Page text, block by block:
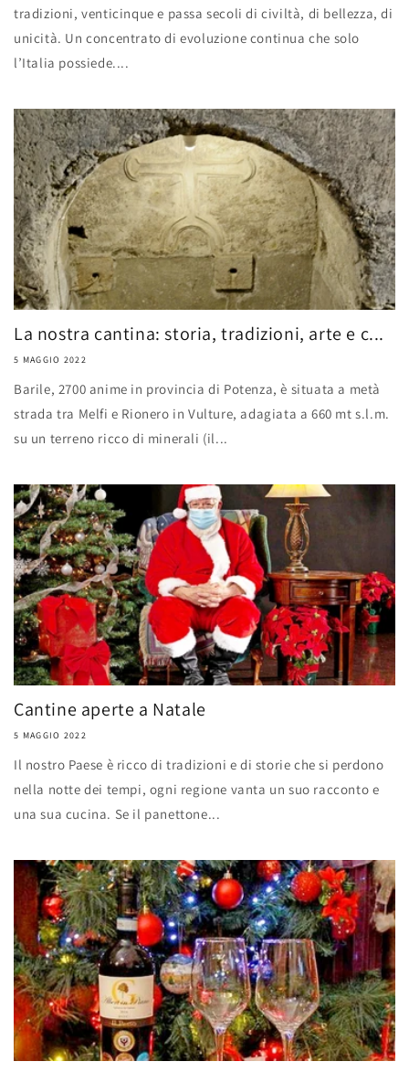
tradizioni, venticinque e passa secoli di civiltà, di bellezza, di
unicità. Un concentrato di evoluzione continua che solo
l’Italia possiede....
La nostra cantina: storia, tradizioni, arte e c...
5 MAGGIO 2022
Barile, 2700 anime in provincia di Potenza, è situata a metà
strada tra Melfi e Rionero in Vulture, adagiata a 660 mt s.l.m.
su un terreno ricco di minerali (il...
Cantine aperte a Natale
5 MAGGIO 2022
Il nostro Paese è ricco di tradizioni e di storie che si perdono
nella notte dei tempi, ogni regione vanta un suo racconto e
una sua cucina. Se il panettone...